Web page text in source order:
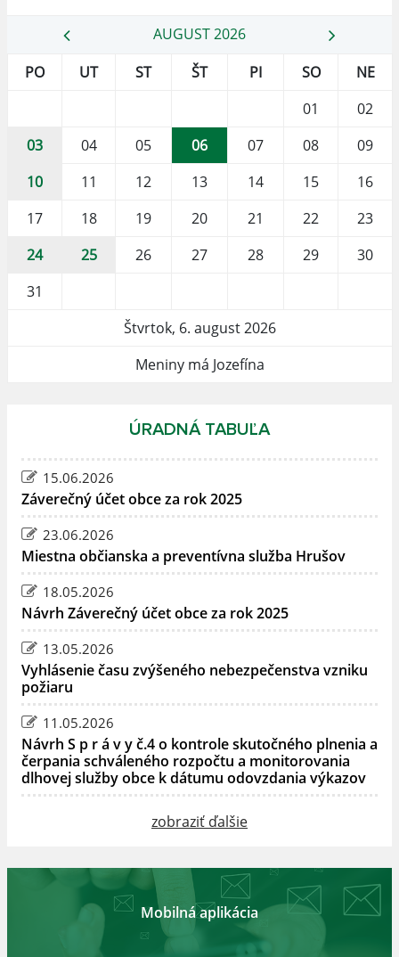
AUGUST 2026
PO
UT ST ŠT PI SO
NE
01
02
03
04 05 06 07 08
09
10
11 12 13 14 15
16
17
18 19 20 21 22
23
24
25 26 27 28 29
30
31
Štvrtok, 6. august 2026
Meniny má Jozefína
ÚRADNÁ TABUĽA
15.06.2026
Záverečný účet obce za rok 2025
23.06.2026
Miestna občianska a preventívna služba Hrušov
18.05.2026
Návrh Záverečný účet obce za rok 2025
13.05.2026
Vyhlásenie času zvýšeného nebezpečenstva vzniku
požiaru
11.05.2026
Návrh S p r á v y č.4 o kontrole skutočného plnenia a
čerpania schváleného rozpočtu a monitorovania
dlhovej služby obce k dátumu odovzdania výkazov
zobraziť ďalšie
Mobilná aplikácia